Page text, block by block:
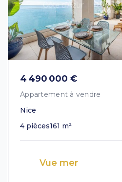
4 490 000 €
Appartement à vendre
Nice
4 pièces161 m²
Vue mer